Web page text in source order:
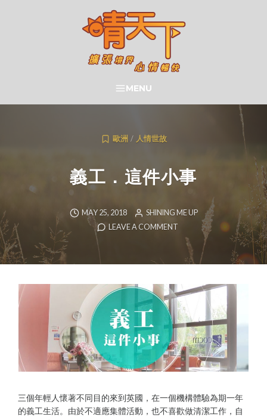
晴天下 SHININGMEUP
SEARCH
MENU
歐洲 / 人情世故
義工．這件小事
MAY 25, 2018
SHINING ME UP
LEAVE A COMMENT
三個年輕人懷著不同目的來到英國，在一個機構體驗為期一年
的義工生活。由於不適應集體活動，也不喜歡做清潔工作，自